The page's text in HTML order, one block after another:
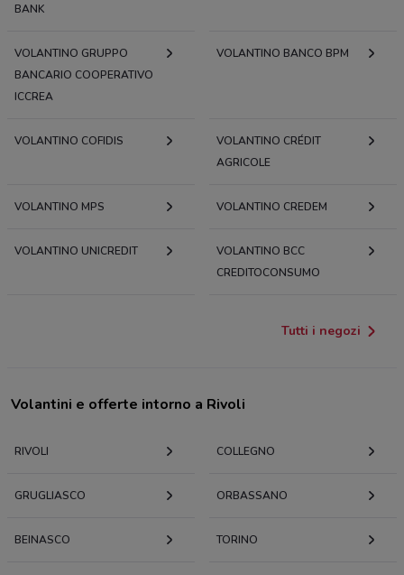
BANK
VOLANTINO GRUPPO
BANCARIO COOPERATIVO
ICCREA
VOLANTINO BANCO BPM
VOLANTINO COFIDIS
VOLANTINO CRÉDIT
AGRICOLE
VOLANTINO MPS VOLANTINO CREDEM
VOLANTINO UNICREDIT
VOLANTINO BCC
CREDITOCONSUMO
Tutti i negozi
Volantini e offerte intorno a Rivoli
RIVOLI COLLEGNO
GRUGLIASCO ORBASSANO
BEINASCO TORINO